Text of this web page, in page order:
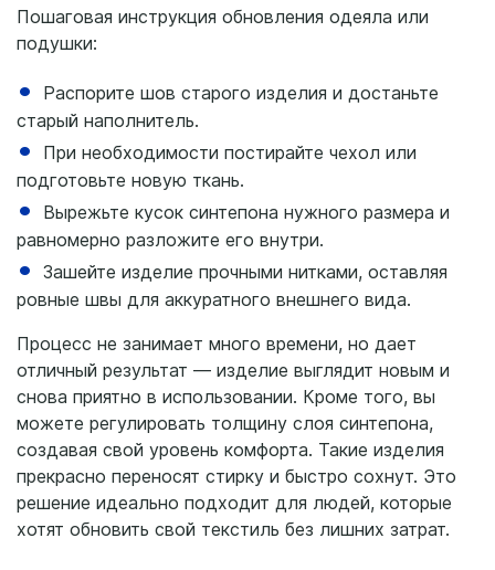
Пошаговая инструкция обновления одеяла или
подушки:
Распорите шов старого изделия и достаньте
старый наполнитель.
При необходимости постирайте чехол или
подготовьте новую ткань.
Вырежьте кусок синтепона нужного размера и
равномерно разложите его внутри.
Зашейте изделие прочными нитками, оставляя
ровные швы для аккуратного внешнего вида.
Процесс не занимает много времени, но дает
отличный результат — изделие выглядит новым и
снова приятно в использовании. Кроме того, вы
можете регулировать толщину слоя синтепона,
создавая свой уровень комфорта. Такие изделия
прекрасно переносят стирку и быстро сохнут. Это
решение идеально подходит для людей, которые
хотят обновить свой текстиль без лишних затрат.